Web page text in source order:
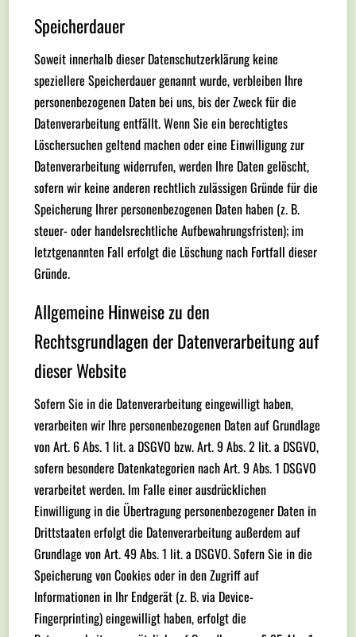
Speicherdauer
Soweit innerhalb dieser Datenschutzerklärung keine
speziellere Speicherdauer genannt wurde, verbleiben Ihre
personenbezogenen Daten bei uns, bis der Zweck für die
Datenverarbeitung entfällt. Wenn Sie ein berechtigtes
Löschersuchen geltend machen oder eine Einwilligung zur
Datenverarbeitung widerrufen, werden Ihre Daten gelöscht,
sofern wir keine anderen rechtlich zulässigen Gründe für die
Speicherung Ihrer personenbezogenen Daten haben (z. B.
steuer- oder handelsrechtliche Aufbewahrungsfristen); im
letztgenannten Fall erfolgt die Löschung nach Fortfall dieser
Gründe.
Allgemeine Hinweise zu den
Rechtsgrundlagen der Datenverarbeitung auf
dieser Website
Sofern Sie in die Datenverarbeitung eingewilligt haben,
verarbeiten wir Ihre personenbezogenen Daten auf Grundlage
von Art. 6 Abs. 1 lit. a DSGVO bzw. Art. 9 Abs. 2 lit. a DSGVO,
sofern besondere Datenkategorien nach Art. 9 Abs. 1 DSGVO
verarbeitet werden. Im Falle einer ausdrücklichen
Einwilligung in die Übertragung personenbezogener Daten in
Drittstaaten erfolgt die Datenverarbeitung außerdem auf
Grundlage von Art. 49 Abs. 1 lit. a DSGVO. Sofern Sie in die
Speicherung von Cookies oder in den Zugriff auf
Informationen in Ihr Endgerät (z. B. via Device-
Fingerprinting) eingewilligt haben, erfolgt die